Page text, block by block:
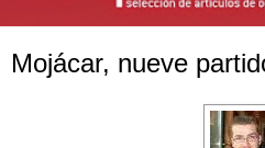
Mojácar, nueve